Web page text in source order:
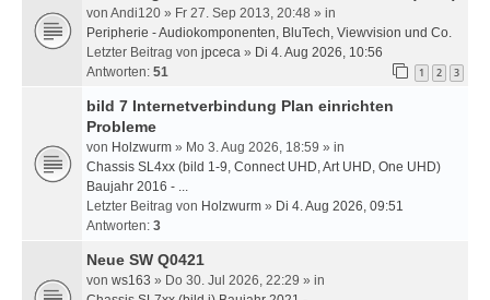
von Andi120 » Fr 27. Sep 2013, 20:48 » in
Peripherie - Audiokomponenten, BluTech, Viewvision und Co.
Letzter Beitrag von jpceca » Di 4. Aug 2026, 10:56
Antworten: 51 1 2 3
bild 7 Internetverbindung Plan einrichten
Probleme
von Holzwurm » Mo 3. Aug 2026, 18:59 » in
Chassis SL4xx (bild 1-9, Connect UHD, Art UHD, One UHD)
Baujahr 2016 - ...
Letzter Beitrag von Holzwurm » Di 4. Aug 2026, 09:51
Antworten: 3
Neue SW Q0421
von ws163 » Do 30. Jul 2026, 22:29 » in